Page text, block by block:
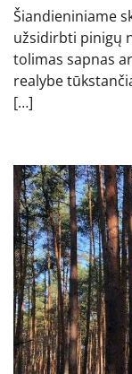
Šiandieniniame
užsidirbti pinigų
tolimas sapnas
realybe
[…]